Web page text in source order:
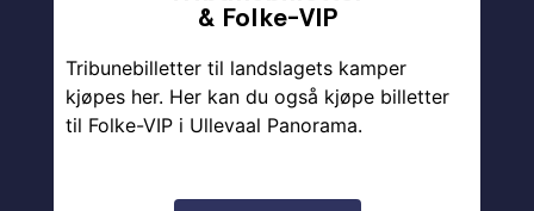
& Folke-VIP
Tribunebilletter til landslagets kamper
kjøpes her. Her kan du også kjøpe billetter
til Folke-VIP i Ullevaal Panorama.